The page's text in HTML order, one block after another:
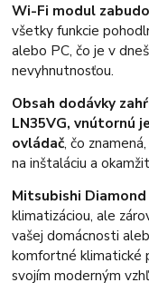
Wi-Fi modul
všetky funkcie
alebo PC, čo je v
nevyhnutnosťou.
Obsah dodávky
LN35VG, vnútornú
ovládač, čo
na inštaláciu a
Mitsubishi Diamond
klimatizáciou, ale
vašej domácnosti
komfortné klimatické
svojím moderným